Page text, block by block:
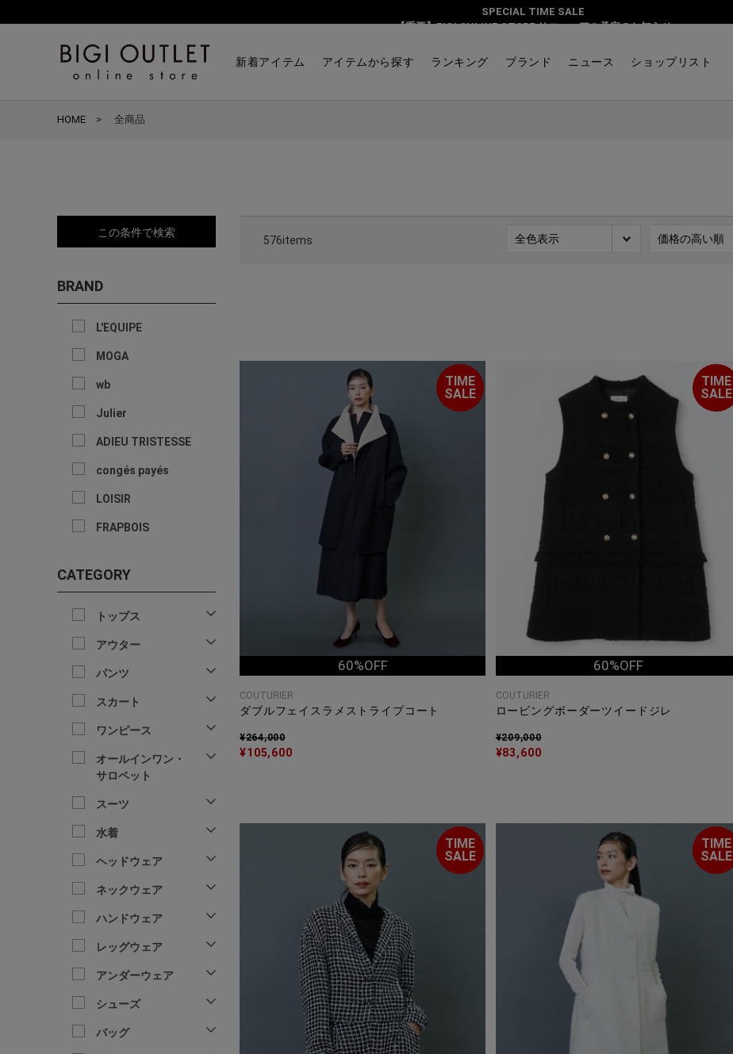
SPECIAL TIME SALE
【重要】BIGI ONLINE STORE リニューアル予定のお知らせ
新着アイテム アイテムから探す ランキング ブランド ニュース ショップリスト
HOME 全商品
この条件で検索
BRAND
L'EQUIPE
MOGA
wb
Julier
ADIEU TRISTESSE
congés payés
LOISIR
FRAPBOIS
CATEGORY
トップス
アウター
パンツ
スカート
ワンピース
オールインワン・
サロペット
スーツ
水着
ヘッドウェア
ネックウェア
ハンドウェア
レッグウェア
アンダーウェア
シューズ
バッグ
576items 全色表示 価格の高い順
TIME
SALE
60%OFF
COUTURIER
ダブルフェイスラメストライプコート
¥264,000
¥105,600
TIME
SALE
60%OFF
COUTURIER
ロービングボーダーツイードジレ
¥209,000
¥83,600
TIME
SALE
TIME
SALE